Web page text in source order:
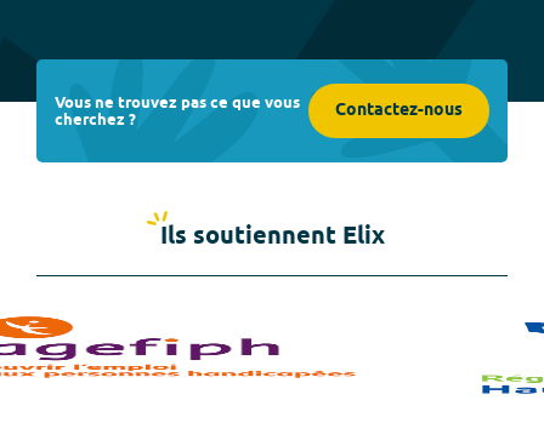
Vous ne trouvez pas ce que vous
cherchez ? Contactez-nous
Ils soutiennent Elix